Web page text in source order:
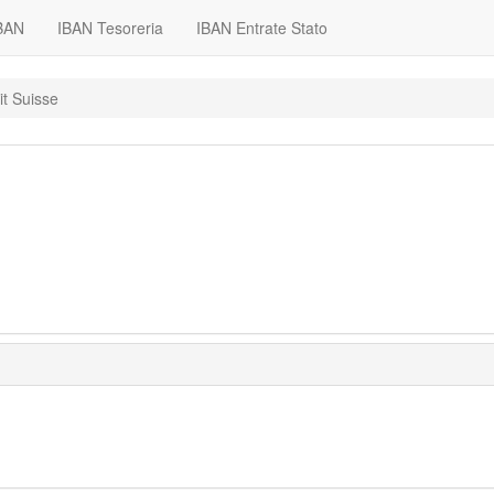
IBAN Tesoreria IBAN Entrate Stato
Suisse